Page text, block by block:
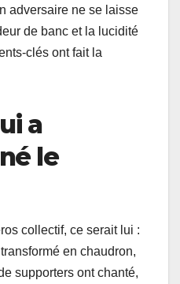
adversaire ne se laisse
de banc et la lucidité
clés ont fait la
a
le
collectif, ce serait lui :
en chaudron,
supporters ont chanté,